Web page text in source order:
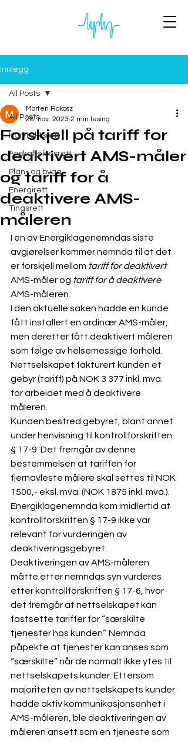
Innlegg
All Posts
Kontraktsrett
Anskaffelsesrett
Plan- og bygg
Energirett
Tingsrett
All Posts
Forskjell på tariff for
deaktivert AMS-måler
og tariff for å
deaktivere AMS-
måleren
Morten Rokosz
28. nov. 2023 2 min lesing
I en av Energiklagenemndas siste
avgjørelser kommer nemnda til at det
er forskjell mellom tariff for deaktivert
AMS-måler og tariff for å deaktivere
AMS-måleren.
I den aktuelle saken hadde en kunde
fått installert en ordinær AMS-måler,
men deretter fått deaktivert måleren
som følge av helsemessige forhold.
Nettselskapet fakturert kunden et
gebyr (tariff) på NOK 3 377 inkl. mva.
for arbeidet med å deaktivere
måleren.
Kunden bestred gebyret, blant annet
under henvisning til kontrollforskriften
§ 17-9. Det fremgår av denne
bestemmelsen at tariffen for
fjernavleste målere skal settes til NOK
1500,- eksl. mva. (NOK 1875 inkl. mva.).
Energiklagenemnda kom imidlertid at
kontrollforskriften § 17-9 ikke var
relevant for vurderingen av
deaktiveringsgebyret.
Deaktiveringen av AMS-måleren
måtte etter nemndas syn vurderes
etter kontrollforskriften § 17-6, hvor
det fremgår at nettselskapet kan
fastsette tariffer for “særskilte
tjenester hos kunden”. Nemnda
påpekte at tjenester kan anses som
“særskilte” når de normalt ikke ytes til
nettselskapets kunder. Ettersom
majoriteten av nettselskapets kunder
hadde aktiv kommunikasjonsenhet i
AMS-måleren, ble deaktiveringen av
måleren ansett som en tjeneste som